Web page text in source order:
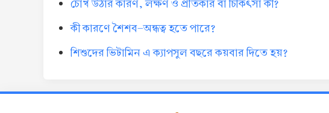
চোখ উঠার কারণ, লক্ষণ ও প্রতিকার বা চিকিৎসা কী?
কী কারণে শৈশব-অন্ধত্ব হতে পারে?
শিশুদের ভিটামিন এ ক্যাপসুল বছরে কয়বার দিতে হয়?